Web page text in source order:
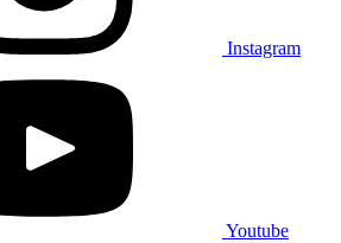
Instagram
Youtube